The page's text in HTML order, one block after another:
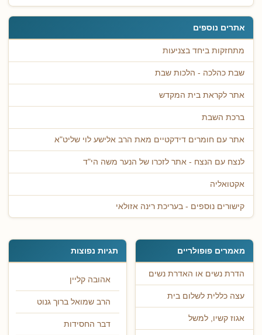
אתרים נוספים
מתחזקות ביחד בצניעות
שבת כהלכה - הלכות שבת
אתר לקראת בית המקדש
ברכת השבת
אתר עם חומרים דידקטיים מאת הרב אלישע לוי שליט"א
לנצח עם הנצח - אתר לזכרו של הנער משה הי"ד
אקטואליה
קישורים נוספים - בעריכת רינה אזולאי
מאמרים פופולריים
הדרת נשים או האדרת נשים
עצה כללית לשלום בית
אגוז קשיו, למשל
תגיות נפוצות
אהובה קליין
הרב שמואל ברוך גנוט
דבר החסידות